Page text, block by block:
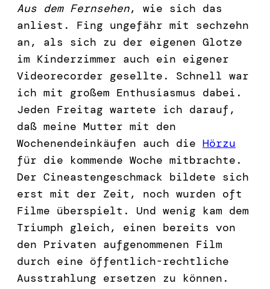
Aus dem Fernsehen, wie sich das
anliest. Fing ungefähr mit sechzehn
an, als sich zu der eigenen Glotze
im Kinderzimmer auch ein eigener
Videorecorder gesellte. Schnell war
ich mit großem Enthusiasmus dabei.
Jeden Freitag wartete ich darauf,
daß meine Mutter mit den
Wochenendeinkäufen auch die Hörzu
für die kommende Woche mitbrachte.
Der Cineastengeschmack bildete sich
erst mit der Zeit, noch wurden oft
Filme überspielt. Und wenig kam dem
Triumph gleich, einen bereits von
den Privaten aufgenommenen Film
durch eine öffentlich-rechtliche
Ausstrahlung ersetzen zu können.